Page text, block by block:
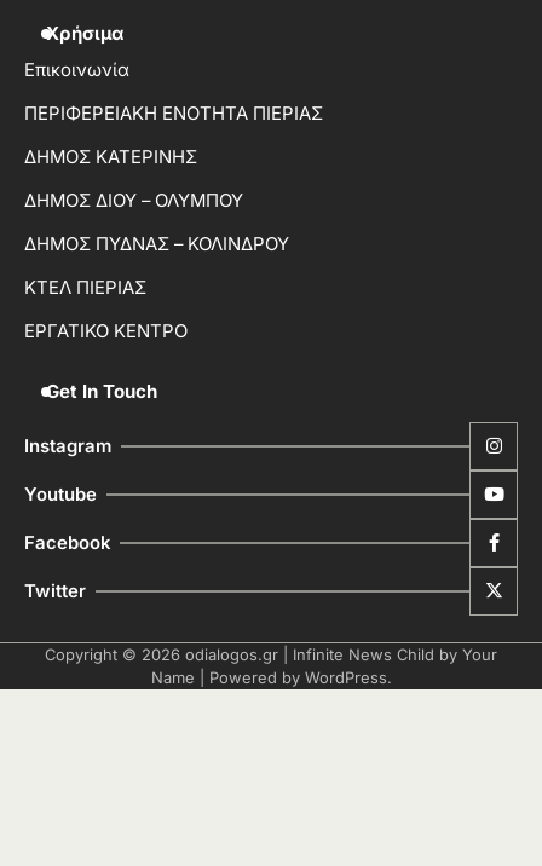
Χρήσιμα
Επικοινωνία
ΠΕΡΙΦΕΡΕΙΑΚΗ ΕΝΟΤΗΤΑ ΠΙΕΡΙΑΣ
ΔΗΜΟΣ ΚΑΤΕΡΙΝΗΣ
ΔΗΜΟΣ ΔΙΟΥ – ΟΛΥΜΠΟΥ
ΔΗΜΟΣ ΠΥΔΝΑΣ – ΚΟΛΙΝΔΡΟΥ
ΚΤΕΛ ΠΙΕΡΙΑΣ
ΕΡΓΑΤΙΚΟ ΚΕΝΤΡΟ
Get In Touch
Instagram
Youtube
Facebook
Twitter
Copyright © 2026 odialogos.gr | Infinite News Child by Your
Name | Powered by WordPress.